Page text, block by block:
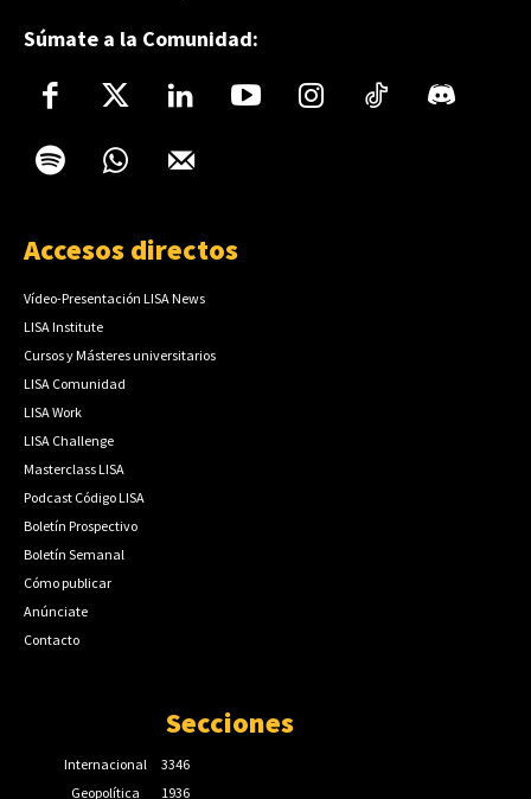
Súmate a la Comunidad:
Accesos directos
Vídeo-Presentación LISA News
LISA Institute
Cursos y Másteres universitarios
LISA Comunidad
LISA Work
LISA Challenge
Masterclass LISA
Podcast Código LISA
Boletín Prospectivo
Boletín Semanal
Cómo publicar
Anúnciate
Contacto
Secciones
Internacional
3346
Geopolítica
1936